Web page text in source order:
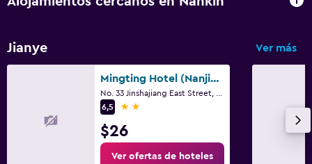
Jianye Ver más
Mingting Hotel (Nanjing Hexi International Expo Center)
6,5
2 estrellas
$26
Ver ofertas de hoteles